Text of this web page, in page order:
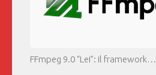
FFmpeg 9.0 “Lei”: il framework…